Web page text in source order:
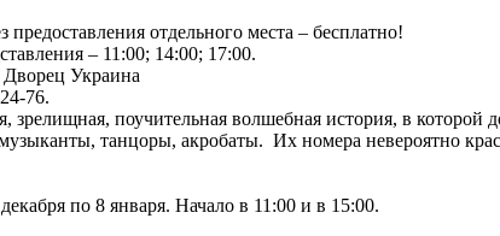
отдельного места – бесплатно!
– 11:00; 14:00; 17:00.
Украина
76.
зрелищная, поучительная волшебная история, в которой
танцоры, акробаты. Их номера невероятно
по 8 января. Начало в 11:00 и в 15:00.